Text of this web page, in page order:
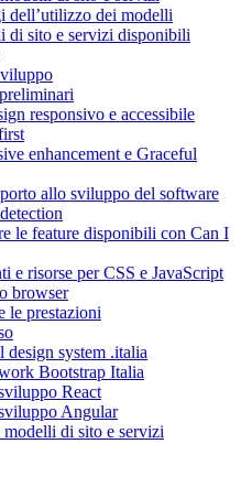
dell’utilizzo dei modelli
di sito e servizi disponibili
responsivo e accessibile
enhancement e Graceful
allo sviluppo del software
le feature disponibili con Can I
e risorse per CSS e JavaScript
browser
le prestazioni
system .italia
Bootstrap Italia
React
Angular
di sito e servizi